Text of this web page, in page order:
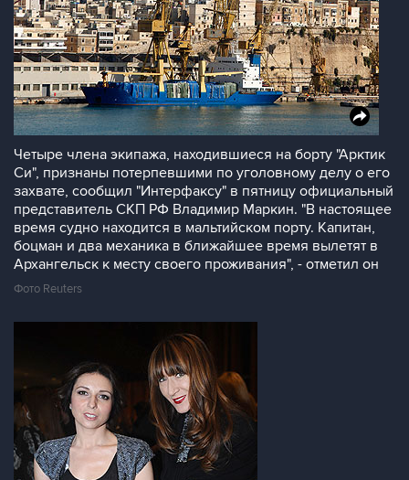
Четыре члена экипажа, находившиеся на борту "Арктик
Си", признаны потерпевшими по уголовному делу о его
захвате, сообщил "Интерфаксу" в пятницу официальный
представитель СКП РФ Владимир Маркин. "В настоящее
время судно находится в мальтийском порту. Капитан,
боцман и два механика в ближайшее время вылетят в
Архангельск к месту своего проживания", - отметил он
Фото Reuters